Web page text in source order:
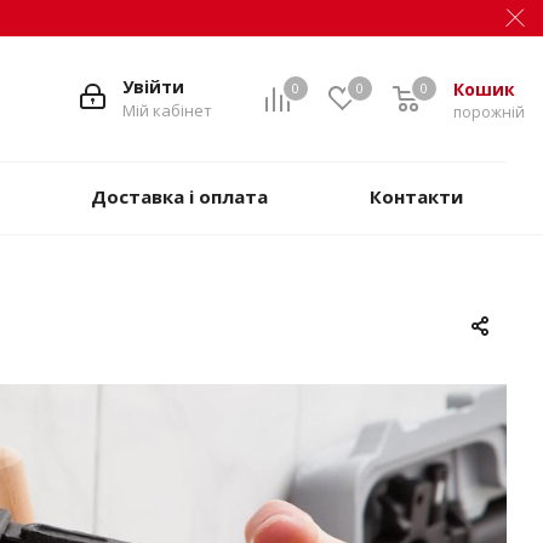
0 0 Кошик
порожній
0
Увійти
Мій кабінет
Доставка і оплата Контакти